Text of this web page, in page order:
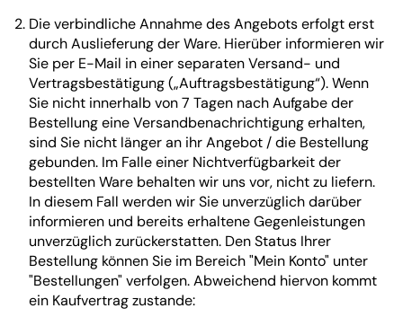
Die verbindliche Annahme des Angebots erfolgt erst
durch Auslieferung der Ware. Hierüber informieren wir
Sie per E-Mail in einer separaten Versand- und
Vertragsbestätigung („Auftragsbestätigung“). Wenn
Sie nicht innerhalb von 7 Tagen nach Aufgabe der
Bestellung eine Versandbenachrichtigung erhalten,
sind Sie nicht länger an ihr Angebot / die Bestellung
gebunden. Im Falle einer Nichtverfügbarkeit der
bestellten Ware behalten wir uns vor, nicht zu liefern.
In diesem Fall werden wir Sie unverzüglich darüber
informieren und bereits erhaltene Gegenleistungen
unverzüglich zurückerstatten. Den Status Ihrer
Bestellung können Sie im Bereich "Mein Konto" unter
"Bestellungen" verfolgen. Abweichend hiervon kommt
ein Kaufvertrag zustande: